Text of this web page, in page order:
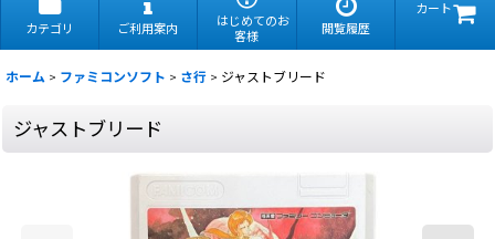
カテゴリ ご利用案内
はじめてのお
客様
閲覧履歴
カート
ホーム > ファミコンソフト > さ行 > ジャストブリード
ジャストブリード